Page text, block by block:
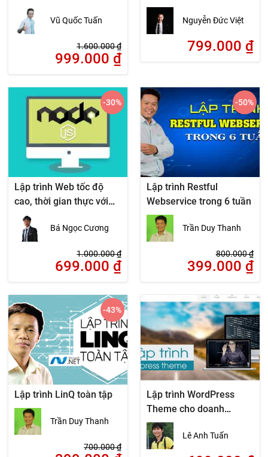
Vũ Quốc Tuấn
1.600.000₫
999.000 ₫
MYSQL
Nguyễn Đức Việt
799.000 ₫
Lập trình Web tốc độ
cao, thời gian thực với
NodeJS
Bá Ngọc Cương
1.000.000₫
699.000 ₫
-30%
Lập trình Restful
Webservice trong 6 tuần
Trần Duy Thanh
800.000₫
399.000 ₫
-50%
Lập trình LinQ toàn tập
Trần Duy Thanh
700.000₫
-43%
Lập trình WordPress
Theme cho doanh
nghiệp cùng Bootstrap
Lê Anh Tuấn